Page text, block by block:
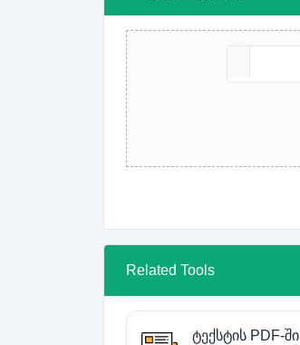
Related Tools
ტექსტის PDF-ში